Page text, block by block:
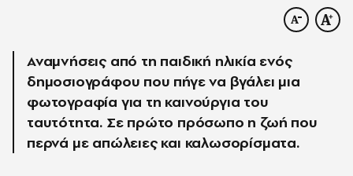
Αναμνήσεις από τη παιδική ηλικία ενός
δημοσιογράφου που πήγε να βγάλει μια
φωτογραφία για τη καινούργια του
ταυτότητα. Σε πρώτο πρόσωπο η ζωή που
περνά με απώλειες και καλωσορίσματα.